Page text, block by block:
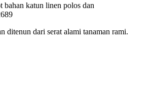
bahan katun linen polos dan
ditenun dari serat alami tanaman rami.